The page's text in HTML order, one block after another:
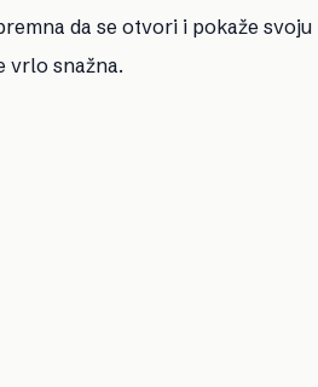
da se otvori i pokaže svoju
vrlo snažna.